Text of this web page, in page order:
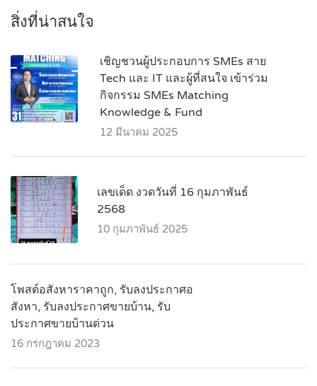
สิ่งที่น่าสนใจ
เชิญชวนผู้ประกอบการ SMEs สาย
Tech และ IT และผู้ที่สนใจ เข้าร่วม
กิจกรรม SMEs Matching
Knowledge & Fund
12 มีนาคม 2025
เลขเด็ด งวดวันที่ 16 กุมภาพันธ์
2568
10 กุมภาพันธ์ 2025
โพสต์อสังหาราคาถูก, รับลงประกาศอ
สังหา, รับลงประกาศขายบ้าน, รับ
ประกาศขายบ้านด่วน
16 กรกฎาคม 2023